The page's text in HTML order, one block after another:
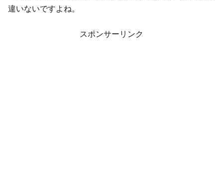
違いないですよね。
スポンサーリンク